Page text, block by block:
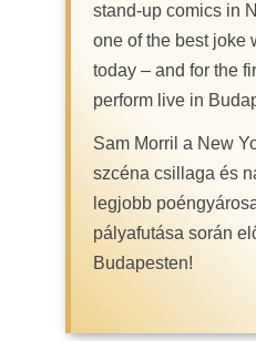
stand-up comics in
one of the best joke
today – and for the
perform live in
Sam Morril a New
szcéna csillaga és
legjobb
pályafutása során
Budapesten!